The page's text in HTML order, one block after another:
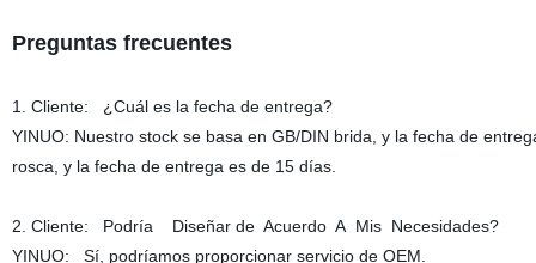
Preguntas frecuentes
1. Cliente: ¿Cuál es la fecha de entrega?
YINUO: Nuestro stock se basa en GB/DIN brida, y la fecha de
rosca, y la fecha de entrega es de 15 días.
2. Cliente: Podría Diseñar de Acuerdo A Mis Necesidades?
YINUO: Sí, podríamos proporcionar servicio de OEM.